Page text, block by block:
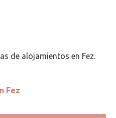
de alojamientos en Fez.
Fez